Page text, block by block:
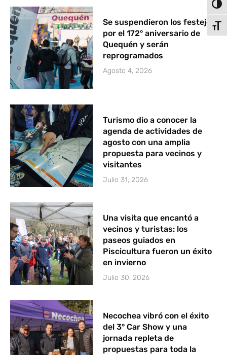
Se suspendieron los festejos
por el 172° aniversario de
Quequén y serán
reprogramados
Agosto 4, 2026
Turismo dio a conocer la
agenda de actividades de
agosto con una amplia
propuesta para vecinos y
visitantes
Julio 31, 2026
Una visita que encantó a
vecinos y turistas: los
paseos guiados en
Piscicultura fueron un éxito
en invierno
Julio 30, 2026
Necochea vibró con el éxito
del 3° Car Show y una
jornada repleta de
propuestas para toda la